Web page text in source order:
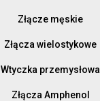
Złącze męskie
Złącza wielostykowe
Wtyczka przemysłowa
Złącza Amphenol